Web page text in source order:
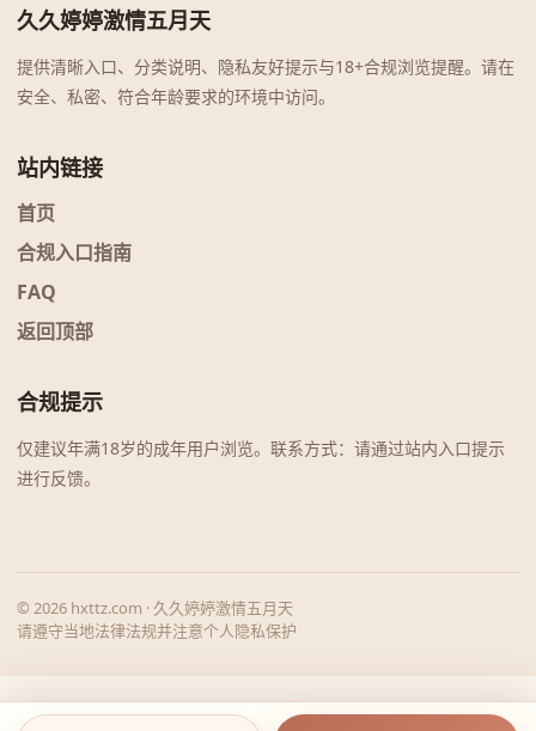
久久婷婷激情五月天
提供清晰入口、分类说明、隐私友好提示与18+合规浏览提醒。请在
安全、私密、符合年龄要求的环境中访问。
站内链接
首页
合规入口指南
FAQ
返回顶部
合规提示
仅建议年满18岁的成年用户浏览。联系方式：请通过站内入口提示
进行反馈。
© 2026 hxttz.com · 久久婷婷激情五月天
请遵守当地法律法规并注意个人隐私保护